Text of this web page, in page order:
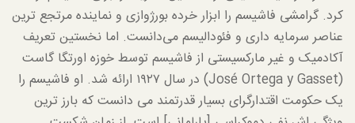
کرد. گرامشی فاشیسم را ابزار خرده بورژوازی و نماینده مرتجع ترین
عناصر سرمایه داری و فئودالیسم می‌دانست. اما نخستین تعریف
آکادمیک و غیر مارکسیستی از فاشیسم توسط خوزه اورتگا گاست
(José Ortega y Gasset) در سال ۱۹۲۷ ارائه شد. او فاشیسم را
یک حکومت اقتدارگرای بسیار قدرتمند می دانست که بارز ترین